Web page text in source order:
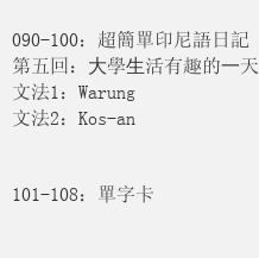
090-100：超簡單印尼語日記
第五回：⼤學⽣活有趣的⼀天
文法1：Warung
文法2：Kos-an
101-108：單字卡